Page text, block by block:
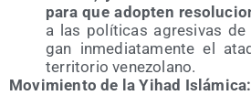
para que adop­ten
a las polí­ti­cas agre­si­vas
gan inme­dia­ta­men­te el
terri­to­rio venezolano.
Movi­mien­to de la Yihad Islámica: